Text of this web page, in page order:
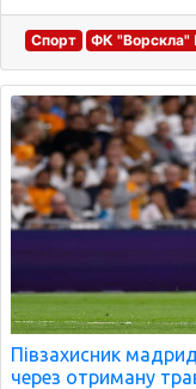
Спорт ФК "Ворскла"
Півзахисник
через отриману